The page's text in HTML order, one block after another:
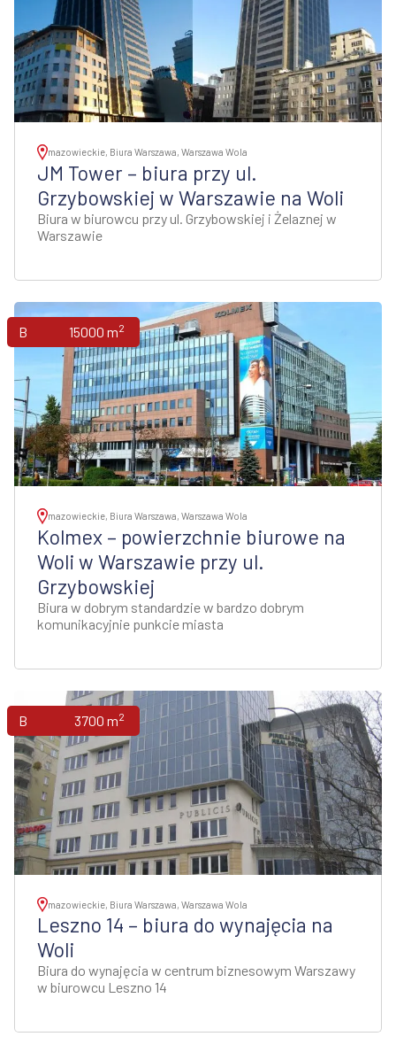
mazowieckie, Biura Warszawa, Warszawa Wola
JM Tower – biura przy ul.
Grzybowskiej w Warszawie na Woli
Biura w biurowcu przy ul. Grzybowskiej i Żelaznej w
Warszawie
Biura 15000 m2
mazowieckie, Biura Warszawa, Warszawa Wola
Kolmex – powierzchnie biurowe na
Woli w Warszawie przy ul.
Grzybowskiej
Biura w dobrym standardzie w bardzo dobrym
komunikacyjnie punkcie miasta
Biura 3700 m2
mazowieckie, Biura Warszawa, Warszawa Wola
Leszno 14 – biura do wynajęcia na
Woli
Biura do wynajęcia w centrum biznesowym Warszawy
w biurowcu Leszno 14